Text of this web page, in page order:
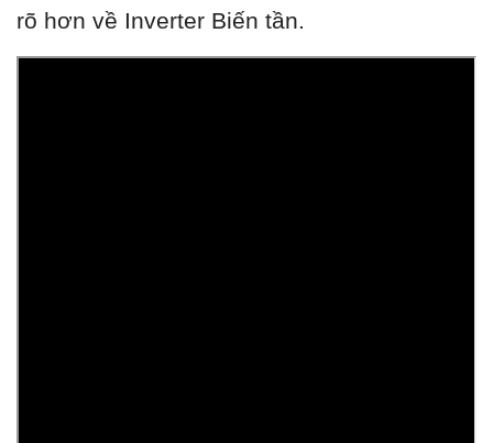
rõ hơn về Inverter Biến tần.